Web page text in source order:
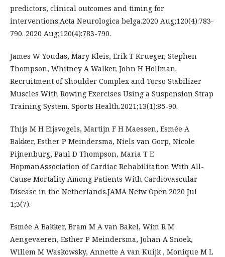
predictors, clinical outcomes and timing for
interventions.Acta Neurologica belga.2020 Aug;120(4):783-
790. 2020 Aug;120(4):783-790.
James W Youdas, Mary Kleis, Erik T Krueger, Stephen
Thompson, Whitney A Walker, John H Hollman.
Recruitment of Shoulder Complex and Torso Stabilizer
Muscles With Rowing Exercises Using a Suspension Strap
Training System. Sports Health.2021;13(1):85-90.
Thijs M H Eijsvogels, Martijn F H Maessen, Esmée A
Bakker, Esther P Meindersma, Niels van Gorp, Nicole
Pijnenburg, Paul D Thompson, Maria T E
HopmanAssociation of Cardiac Rehabilitation With All-
Cause Mortality Among Patients With Cardiovascular
Disease in the Netherlands.JAMA Netw Open.2020 Jul
1;3(7).
Esmée A Bakker, Bram M A van Bakel, Wim R M
Aengevaeren, Esther P Meindersma, Johan A Snoek,
Willem M Waskowsky, Annette A van Kuijk , Monique M L